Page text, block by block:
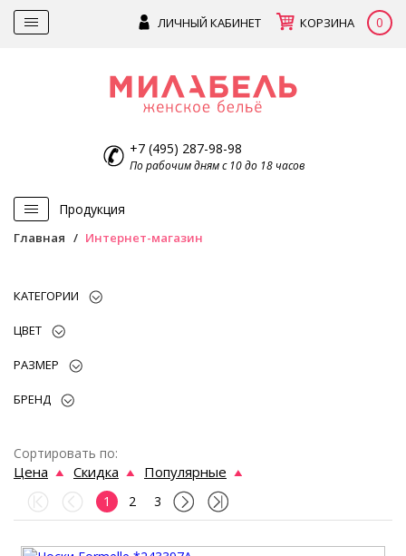
ЛИЧНЫЙ КАБИНЕТ КОРЗИНА 0
+7 (495) 287-98-98
По рабочим дням с 10 до 18 часов
Продукция
Главная Интернет-магазин
КАТЕГОРИИ
ЦВЕТ
РАЗМЕР
БРЕНД
Сортировать по:
Цена Скидка Популярные
1 2 3